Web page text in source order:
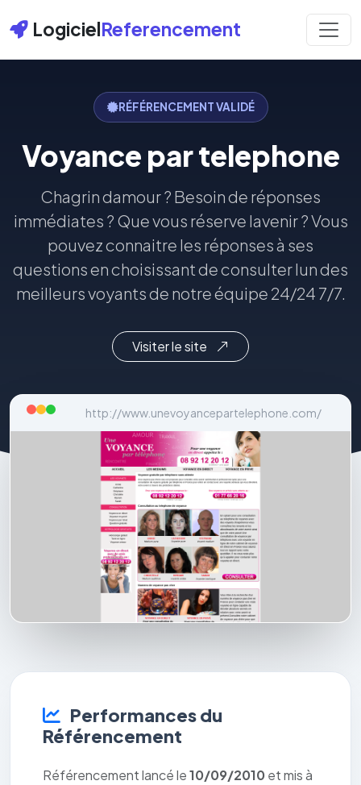
LogicielReferencement
RÉFÉRENCEMENT VALIDÉ
Voyance par telephone
Chagrin damour ? Besoin de réponses
immédiates ? Que vous réserve lavenir ? Vous
pouvez connaitre les réponses à ses
questions en choisissant de consulter lun des
meilleurs voyants de notre équipe 24/24 7/7.
Visiter le site
http://www.unevoyancepartelephone.com/
Performances du
Référencement
Référencement lancé le10/09/2010 et mis à